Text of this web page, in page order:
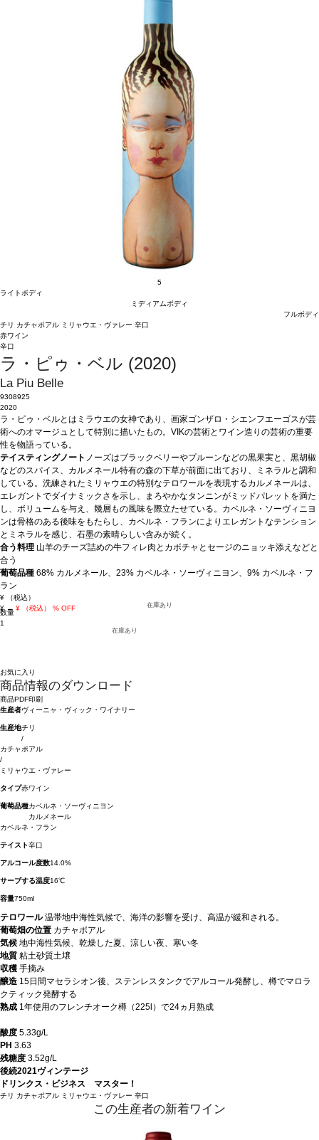
5
ライトボディ
ミディアムボディ
フルボディ
チリ カチャポアル ミリャウエ・ヴァレー 辛口
赤ワイン
辛口
ラ・ピゥ・ベル (2020)
La Piu Belle
9308925
2020
ラ・ピゥ・ベルとはミラウエの女神であり、画家ゴンザロ・シエンフエーゴスが芸
術へのオマージュとして特別に描いたもの。VIKの芸術とワイン造りの芸術の重要
性を物語っている。
テイスティングノート ノーズはブラックベリーやプルーンなどの黒果実と、黒胡椒
などのスパイス、カルメネール特有の森の下草が前面に出ており、ミネラルと調和
している。洗練されたミリャウエの特別なテロワールを表現するカルメネールは、
エレガントでダイナミックさを示し、まろやかなタンニンがミッドパレットを満た
し、ボリュームを与え、幾層もの風味を際立たせている。カベルネ・ソーヴィニヨ
ンは骨格のある後味をもたらし、カベルネ・フランによりエレガントなテンション
とミネラルを感じ、石墨の素晴らしい含みが続く。
合う料理 山羊のチーズ詰めの牛フィレ肉とカボチャとセージのニョッキ添えなどと
合う
葡萄品種 68% カルメネール、23% カベルネ・ソーヴィニヨン、9% カベルネ・フ
ラン
¥
（税込）
¥ → ¥ （税込） % OFF 在庫あり
数量
1
在庫あり
お気に入り
商品情報のダウンロード
商品PDF印刷
生産者ヴィーニャ・ヴィック・ワイナリー
生産地チリ
/
カチャポアル
/
ミリャウエ・ヴァレー
タイプ赤ワイン
葡萄品種カベルネ・ソーヴィニヨン
カルメネール
カベルネ・フラン
テイスト辛口
アルコール度数14.0%
サーブする温度16℃
容量750ml
テロワール温帯地中海性気候で、海洋の影響を受け、高温が緩和される。
葡萄畑の位置 カチャポアル
気候 地中海性気候、乾燥した夏、涼しい夜、寒い冬
地質 粘土砂質土壌
収穫 手摘み
醸造 15日間マセラシオン後、ステンレスタンクでアルコール発酵し、樽でマロラ
クティック発酵する
熟成 1年使用のフレンチオーク樽（225l）で24ヵ月熟成
酸度 5.33g/L
PH 3.63
残糖度 3.52g/L
後続2021ヴィンテージ
ドリンクス・ビジネス マスター！
チリ カチャポアル ミリャウエ・ヴァレー 辛口
この生産者の新着ワイン